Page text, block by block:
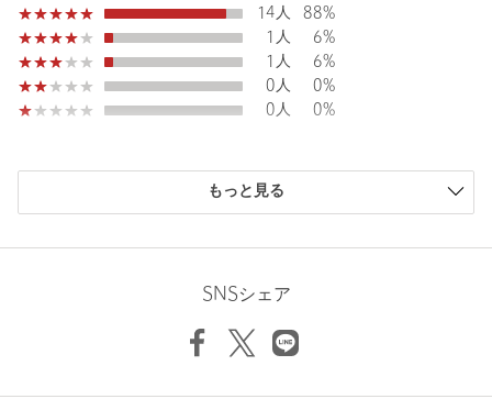
原産国 ベトナム製
商品番号 1524-1-620010
14人
88%
1人
6%
1人
6%
0人
0%
0人
0%
もっと見る
SNSシェア